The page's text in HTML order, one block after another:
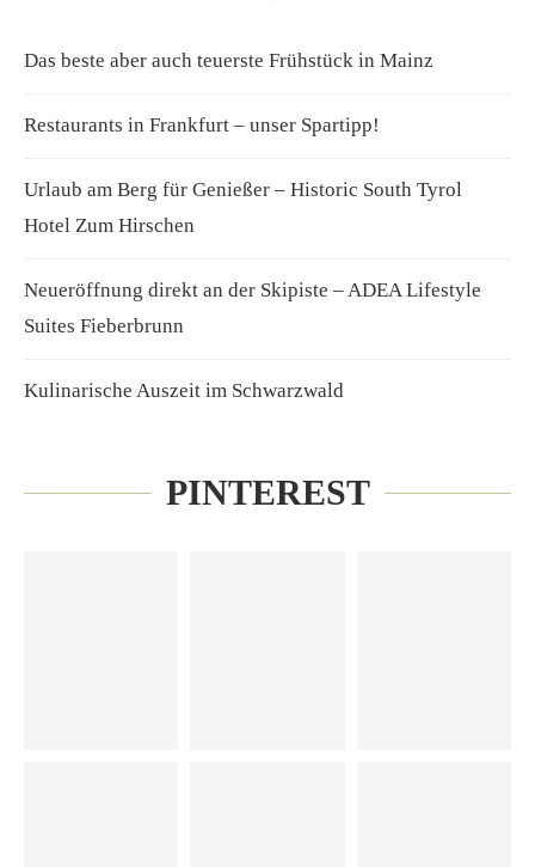
Das beste aber auch teuerste Frühstück in Mainz
Restaurants in Frankfurt – unser Spartipp!
Urlaub am Berg für Genießer – Historic South Tyrol
Hotel Zum Hirschen
Neueröffnung direkt an der Skipiste – ADEA Lifestyle
Suites Fieberbrunn
Kulinarische Auszeit im Schwarzwald
PINTEREST